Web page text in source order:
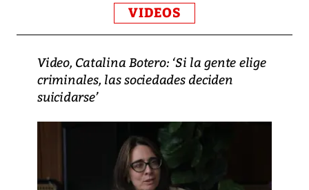
VIDEOS
Video, Catalina Botero: ‘Si la gente elige
criminales, las sociedades deciden
suicidarse’